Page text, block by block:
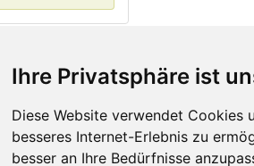
Ihre Privatsphäre ist
Diese Website verwendet Cookies
besseres Internet-Erlebnis zu
besser an Ihre Bedürfnisse
Contacts